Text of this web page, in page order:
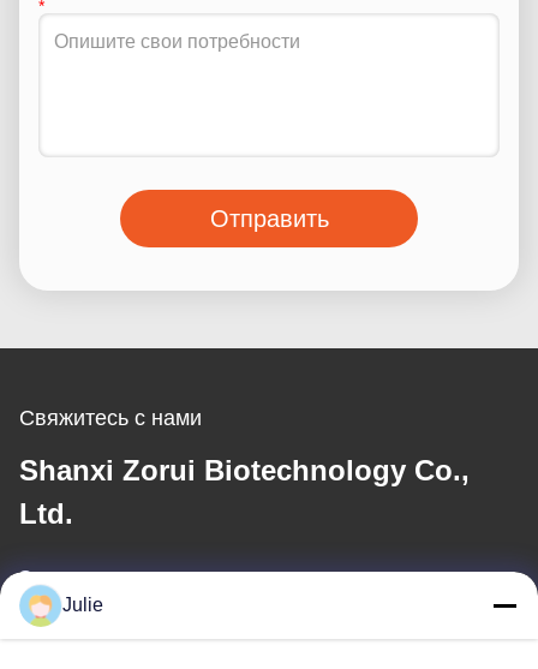
Отправить
Свяжитесь с нами
Shanxi Zorui Biotechnology Co.,
Ltd.
Электронная почта
Julie